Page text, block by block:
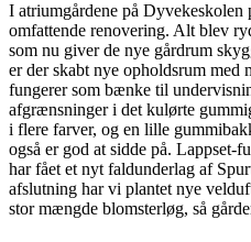
I atriumgårdene på Dyvekeskolen
omfattende renovering. Alt blev
som nu giver de nye gårdrum
er der skabt nye opholdsrum med
fungerer som bænke til
afgrænsninger i det kulørte
i flere farver, og en lille
også er god at sidde på. Lappset-
har fået et nyt faldunderlag af
afslutning har vi plantet nye
stor mængde blomsterløg, så